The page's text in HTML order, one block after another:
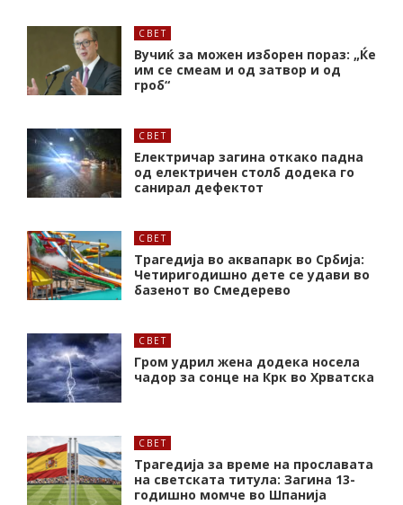
СВЕТ
Вучиќ за можен изборен пораз: „Ќе
им се смеам и од затвор и од
гроб“
СВЕТ
Електричар загина откако падна
од електричен столб додека го
санирал дефектот
СВЕТ
Трагедија во аквапарк во Србија:
Четиригодишно дете се удави во
базенот во Смедерево
СВЕТ
Гром удрил жена додека носела
чадор за сонце на Крк во Хрватска
СВЕТ
Трагедија за време на прославата
на светската титула: Загина 13-
годишно момче во Шпанија